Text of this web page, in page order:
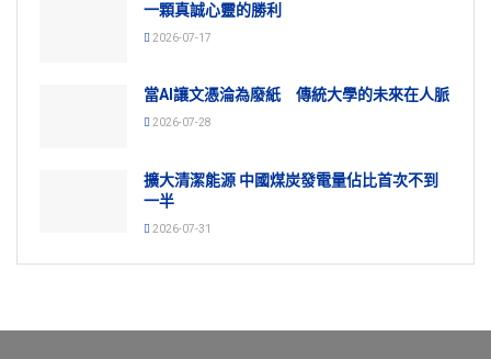
一顆真誠心靈的勝利
2026-07-17
當AI讓文憑淪為廢紙 傳統大學的未來在人脈
2026-07-28
擴大清潔能源 中國煤炭發電量佔比首次不到
一半
2026-07-31